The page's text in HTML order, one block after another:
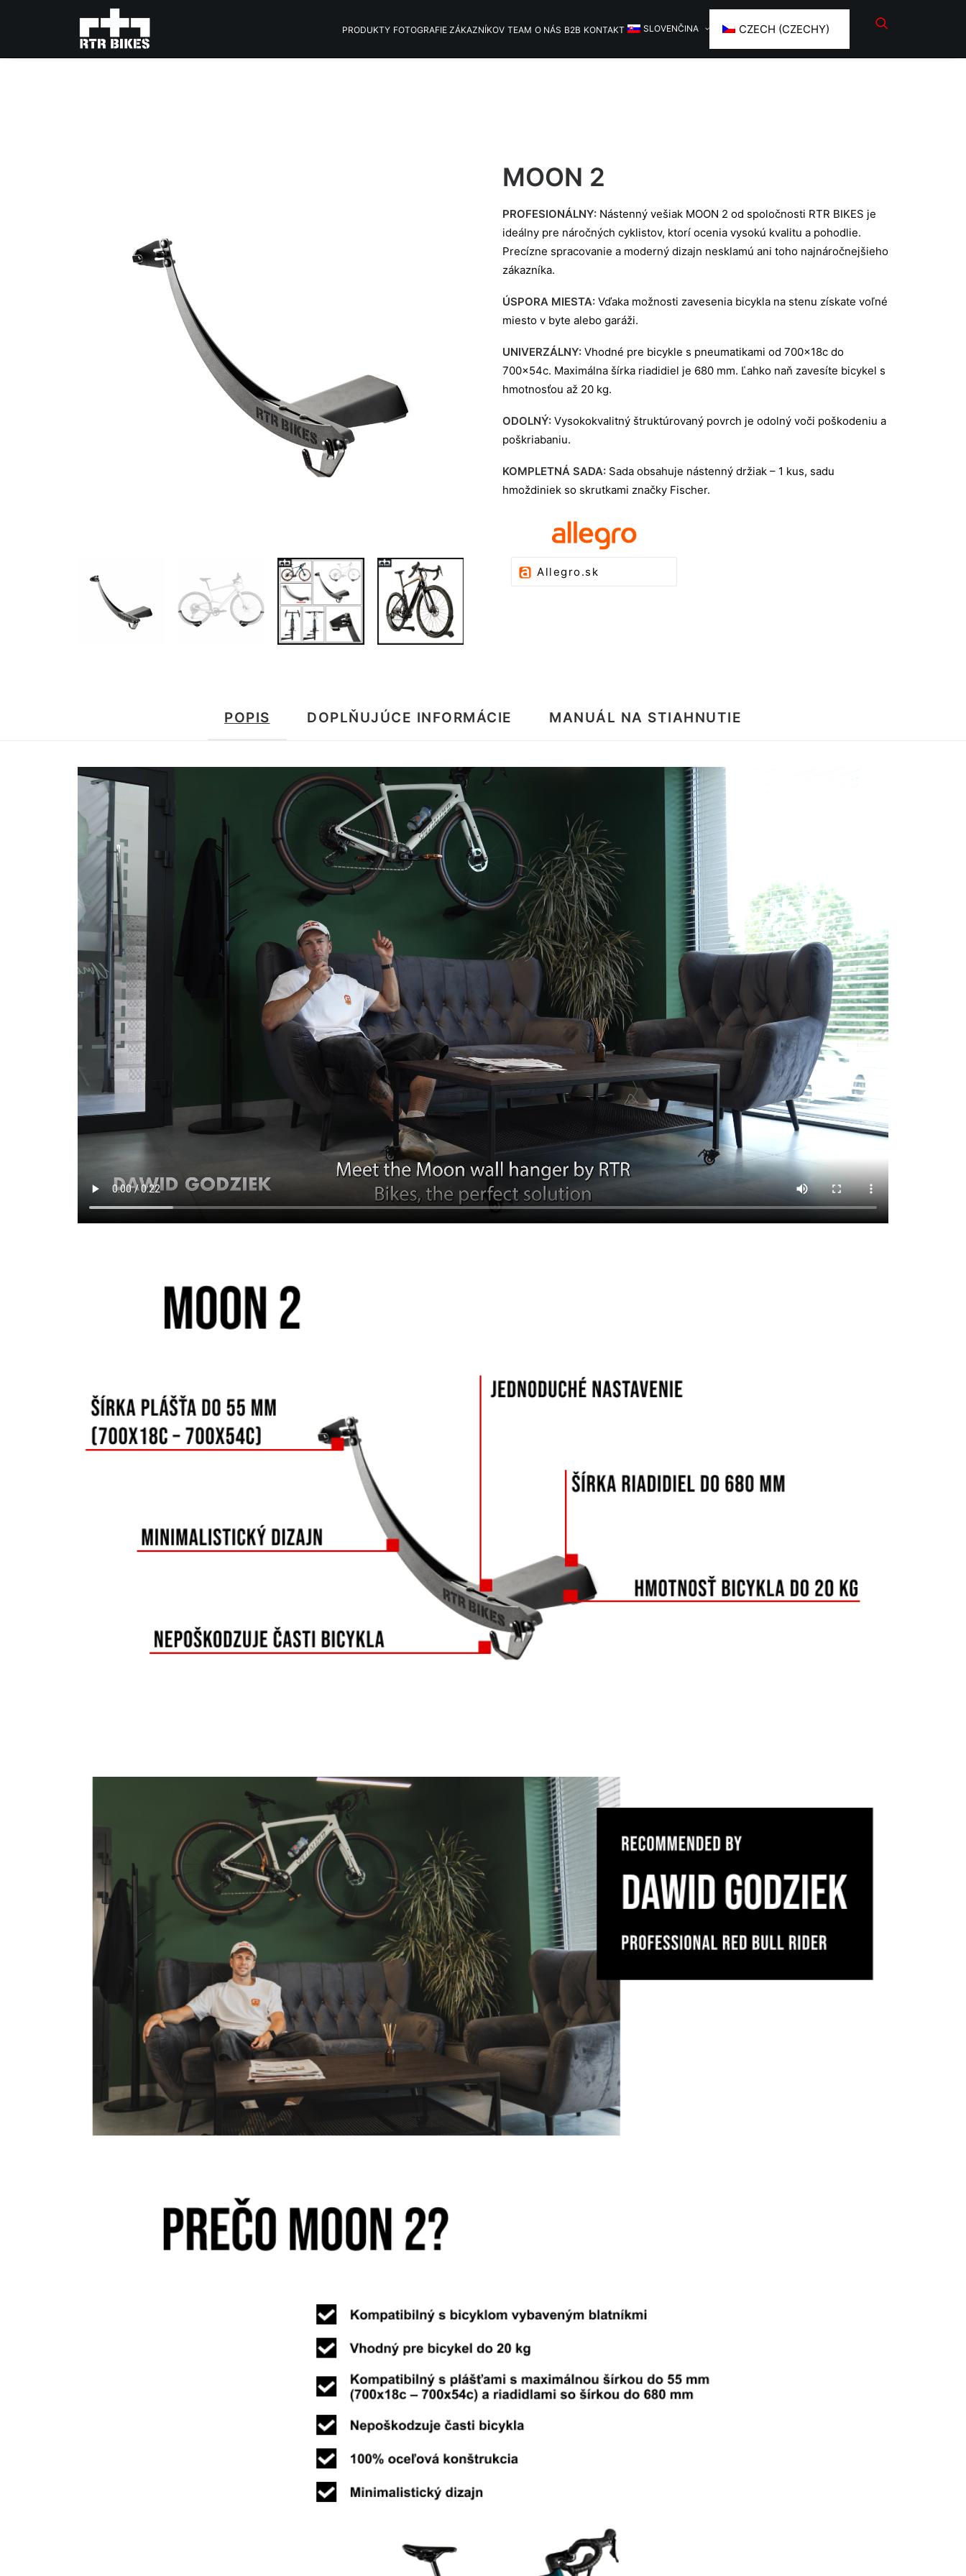
PRODUKTY FOTOGRAFIE ZÁKAZNÍKOV TEAM O NÁS B2B KONTAKT SLOVENČINA CZECH (CZECHY)
MOON 2
PROFESIONÁLNY: Nástenný vešiak MOON 2 od spoločnosti RTR BIKES je
ideálny pre náročných cyklistov, ktorí ocenia vysokú kvalitu a pohodlie.
Precízne spracovanie a moderný dizajn nesklamú ani toho najnáročnejšieho
zákazníka.
ÚSPORA MIESTA: Vďaka možnosti zavesenia bicykla na stenu získate voľné
miesto v byte alebo garáži.
UNIVERZÁLNY: Vhodné pre bicykle s pneumatikami od 700x18c do
700x54c. Maximálna šírka riadidiel je 680 mm. Ľahko naň zavesíte bicykel s
hmotnosťou až 20 kg.
ODOLNÝ: Vysokokvalitný štruktúrovaný povrch je odolný voči poškodeniu a
poškriabaniu.
KOMPLETNÁ SADA: Sada obsahuje nástenný držiak – 1 kus, sadu
hmoždiniek so skrutkami značky Fischer.
Allegro.sk
POPIS DOPLŇUJÚCE INFORMÁCIE MANUÁL NA STIAHNUTIE